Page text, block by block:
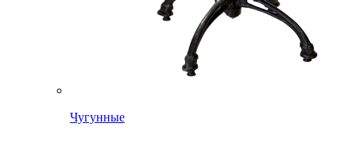
Чугунные